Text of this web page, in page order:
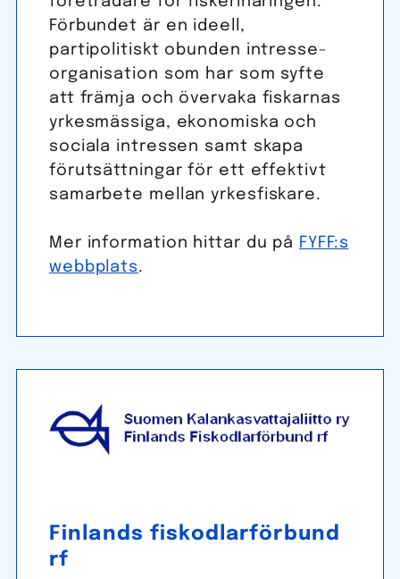
För­bundet är en ideell,
partipolitiskt obunden intresse­
organisation som har som syfte
att främja och övervaka fiskarnas
yrkes­mässiga, ekonomiska och
sociala intressen samt skapa
förut­sättningar för ett effektivt
samarbete mellan yrkes­fiskare.
Mer information hittar du på FYFF:s
webbplats.
Finlands fisk­odlar­förbund
rf